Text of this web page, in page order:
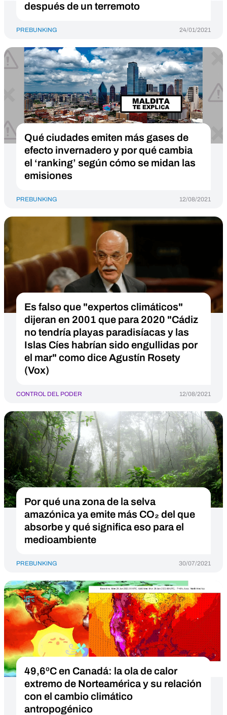
después de un terremoto
PREBUNKING 24/01/2021
Qué ciudades emiten más gases de
efecto invernadero y por qué cambia
el ‘ranking’ según cómo se midan las
emisiones
PREBUNKING 12/08/2021
Es falso que "expertos climáticos"
dijeran en 2001 que para 2020 "Cádiz
no tendría playas paradisíacas y las
Islas Cíes habrían sido engullidas por
el mar" como dice Agustín Rosety
(Vox)
CONTROL DEL PODER 12/08/2021
Por qué una zona de la selva
amazónica ya emite más CO₂ del que
absorbe y qué significa eso para el
medioambiente
PREBUNKING 30/07/2021
49,6ºC en Canadá: la ola de calor
extremo de Norteamérica y su relación
con el cambio climático
antropogénico